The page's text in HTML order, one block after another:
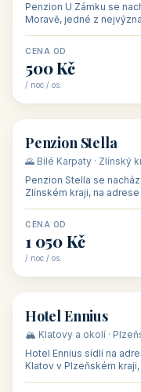
Penzion U Zámku se
Moravě, jedné z
CENA OD
500 Kč
/ noc / os.
🏡 penzion
Penzion Stella
🌄 Bílé Karpaty · Zlínský
Penzion Stella se
Zlínském kraji, na
CENA OD
1 050 Kč
/ noc / os.
🏨 hotel
Hotel Ennius
🏔️ Klatovy a okolí ·
Hotel Ennius sídlí na
Klatov v Plzeňském